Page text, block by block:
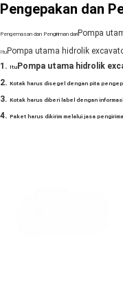
Pengepakan dan
Pengemasan dan Pengiriman dariPompa
Itu Pompa utama hidrolik
Itu Pompa utama hidrolik
Kotak harus disegel dengan pita
Kotak harus diberi label dengan
Paket harus dikirim melalui jasa